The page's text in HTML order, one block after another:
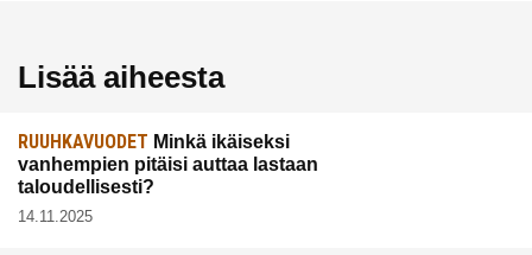
Lisää aiheesta
RUUHKAVUODET Minkä ikäiseksi
vanhempien pitäisi auttaa lastaan
taloudellisesti?
14.11.2025